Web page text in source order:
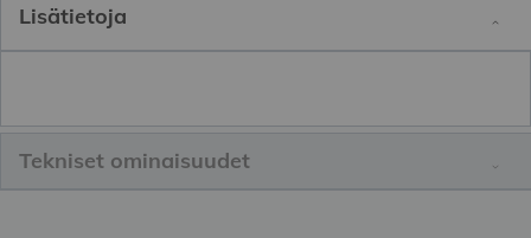
Lisätietoja
Tekniset ominaisuudet